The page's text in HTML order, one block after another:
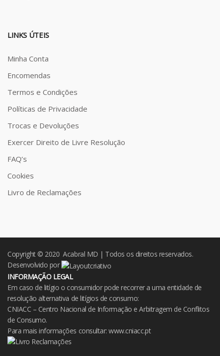
LINKS ÚTEIS
Minha Conta
Encomendas
Termos e Condições
Políticas de Privacidade
Trocas e Devoluções
Exercer Direito de Livre Resolução
FAQ’s
Cookies
Livro de Reclamações
Copyright © 2020 Acabral MD | Todos os direitos reservados.
Desenvolvido por
INFORMAÇÃO LEGAL
Em caso de litígio o consumidor pode recorrer a uma entidade de
resolução alternativa de litígios de consumo:
CNIACC – Centro Nacional de Informação e Arbitragem de Conflitos
de Consumo.
Para mais informações consultar:www.cniacc.pt